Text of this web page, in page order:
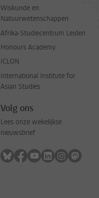
Wiskunde en
Natuurwetenschappen
Afrika-Studiecentrum Leiden
Honours Academy
ICLON
International Institute for
Asian Studies
Volg ons
Lees onze wekelijkse
nieuwsbrief
Volg ons op bluesky
Volg ons op facebook
Volg ons op
Volg ons op
Volg ons
Volg